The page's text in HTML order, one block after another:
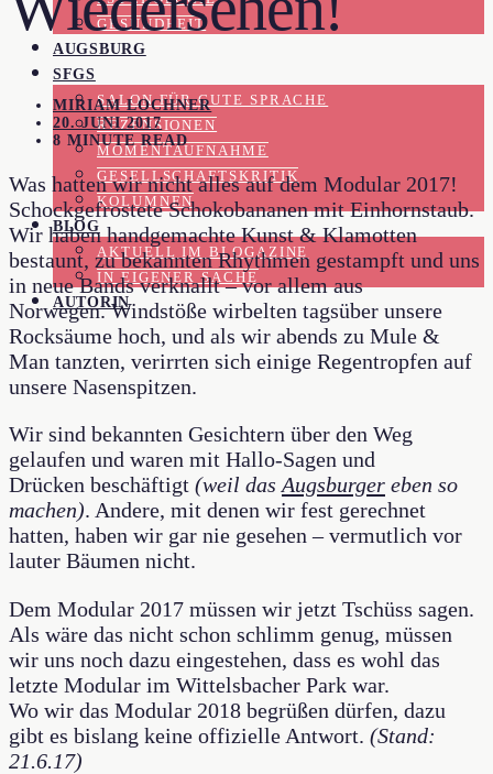
GESUNDHEIT
AUGSBURG
SFGS
SALON FÜR GUTE SPRACHE
REZENSIONEN
MOMENTAUFNAHME
GESELLSCHAFTSKRITIK
KOLUMNEN
BLOG
AKTUELL IM BLOGAZINE
IN EIGENER SACHE
AUTORIN
MIRIAM LOCHNER
20. JUNI 2017
8 MINUTE READ
Was hatten wir nicht alles auf dem Modular 2017!
Schockgefrostete Schokobananen mit Einhornstaub.
Wir haben handgemachte Kunst & Klamotten
bestaunt, zu bekannten Rhythmen gestampft und uns
in neue Bands verknallt – vor allem aus
Norwegen. Windstöße wirbelten tagsüber unsere
Rocksäume hoch, und als wir abends zu Mule &
Man tanzten, verirrten sich einige Regentropfen auf
unsere Nasenspitzen.
Wir sind bekannten Gesichtern über den Weg
gelaufen und waren mit Hallo-Sagen und
Drücken beschäftigt (weil dasAugsburger eben so
machen). Andere, mit denen wir fest gerechnet
hatten, haben wir gar nie gesehen – vermutlich vor
lauter Bäumen nicht.
Dem Modular 2017 müssen wir jetzt Tschüss sagen.
Als wäre das nicht schon schlimm genug, müssen
wir uns noch dazu eingestehen, dass es wohl das
letzte Modular im Wittelsbacher Park war.
Wo wir das Modular 2018 begrüßen dürfen, dazu
gibt es bislang keine offizielle Antwort. (Stand:
21.6.17)